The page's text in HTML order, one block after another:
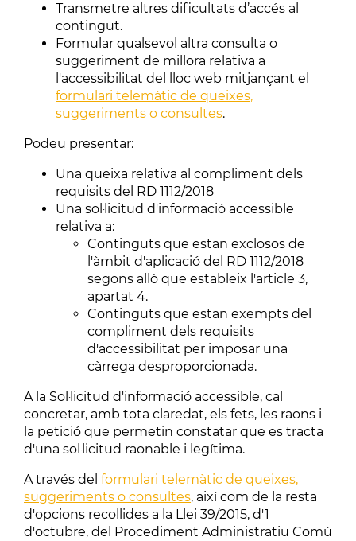
Transmetre altres dificultats d’accés al
contingut.
Formular qualsevol altra consulta o
suggeriment de millora relativa a
l'accessibilitat del lloc web mitjançant el
formulari telemàtic de queixes,
suggeriments o consultes.
Podeu presentar:
Una queixa relativa al compliment dels
requisits del RD 1112/2018
Una sol·licitud d'informació accessible
relativa a:
Continguts que estan exclosos de
l'àmbit d'aplicació del RD 1112/2018
segons allò que estableix l'article 3,
apartat 4.
Continguts que estan exempts del
compliment dels requisits
d'accessibilitat per imposar una
càrrega desproporcionada.
A la Sol·licitud d'informació accessible, cal
concretar, amb tota claredat, els fets, les raons i
la petició que permetin constatar que es tracta
d'una sol·licitud raonable i legítima.
A través del formulari telemàtic de queixes,
suggeriments o consultes, així com de la resta
d'opcions recollides a la Llei 39/2015, d'1
d'octubre, del Procediment Administratiu Comú